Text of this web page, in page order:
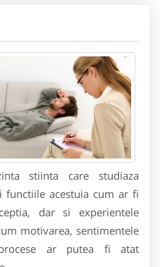
stiinta care studiaza
functiile acestuia cum ar fi
dar si experientele
motivarea, sentimentele
ar putea fi atat